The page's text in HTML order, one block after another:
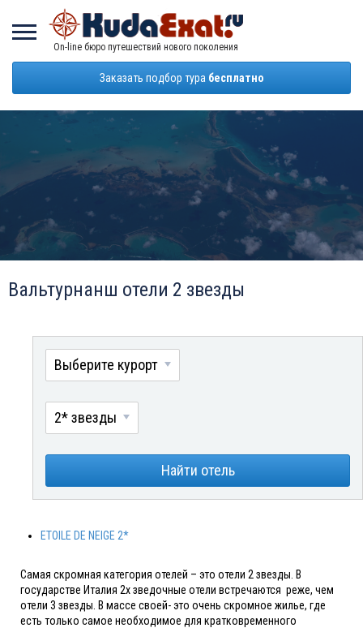
On-line бюро путешествий нового поколения
Заказать подбор тура бесплатно
Вальтурнанш отели 2 звезды
Выберите курорт
2* звезды
Найти отель
ETOILE DE NEIGE 2*
Самая скромная категория отелей – это отели 2 звезды. В
государстве Италия 2х зведочные отели встречаются реже, чем
отели 3 звезды. В массе своей- это очень скромное жилье, где
есть только самое необходимое для кратковременного